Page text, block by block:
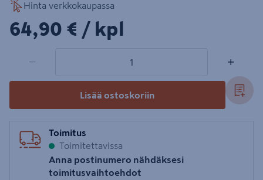
Hinta verkkokaupassa
64,90€/kpl
64,90 € / kpl
− +
Lisää ostoskoriin
Toimitus
Toimitettavissa
Anna postinumero nähdäksesi
toimitusvaihtoehdot